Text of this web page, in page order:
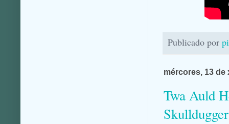
Publicado por
mércores, 13 de
Twa Auld